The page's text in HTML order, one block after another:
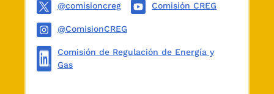
@comisioncreg Comisión CREG
@ComisionCREG
Comisión de Regulación de Energía y
Gas